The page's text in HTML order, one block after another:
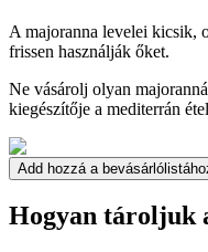
A majoranna levelei kicsik,
frissen használják őket.
Ne vásárolj olyan
kiegészítője a mediterrán
Add hozzá a
Hogyan tároljuk